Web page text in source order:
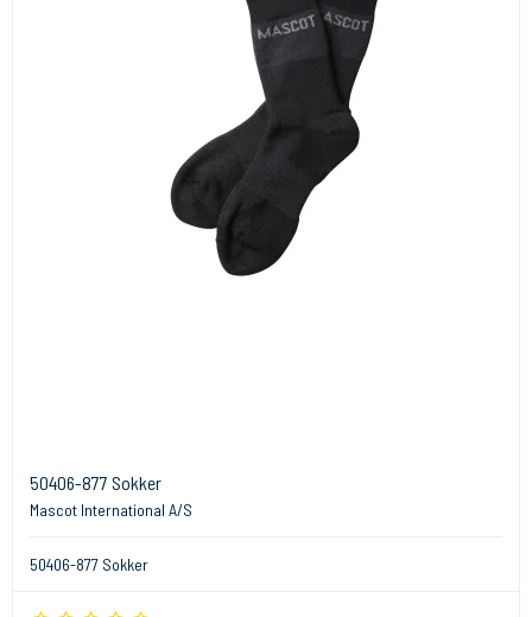
50406-877 Sokker
Mascot International A/S
50406-877 Sokker